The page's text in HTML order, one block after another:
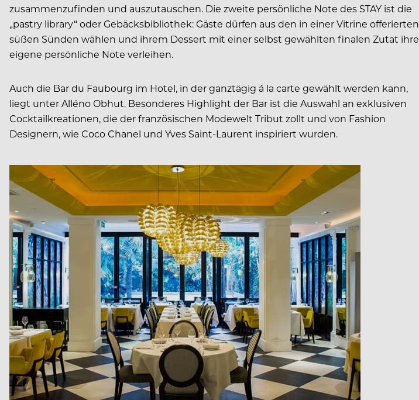
zusammenzufinden und auszutauschen. Die zweite persönliche Note des STAY ist die
„pastry library“ oder Gebäcksbibliothek: Gäste dürfen aus den in einer Vitrine offerierten
süßen Sünden wählen und ihrem Dessert mit einer selbst gewählten finalen Zutat ihre
eigene persönliche Note verleihen.
Auch die Bar du Faubourg im Hotel, in der ganztägig á la carte gewählt werden kann,
liegt unter Alléno Obhut. Besonderes Highlight der Bar ist die Auswahl an exklusiven
Cocktailkreationen, die der französischen Modewelt Tribut zollt und von Fashion
Designern, wie Coco Chanel und Yves Saint-Laurent inspiriert wurden.